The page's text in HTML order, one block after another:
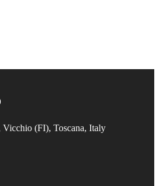
(FI), Toscana, Italy